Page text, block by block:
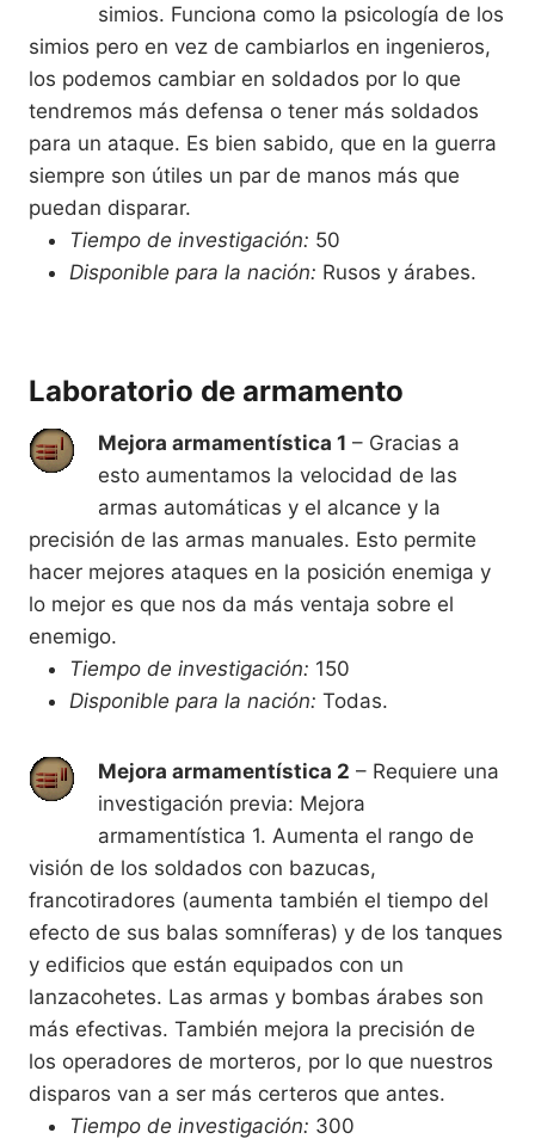
simios. Funciona como la psicología de los
simios pero en vez de cambiarlos en ingenieros,
los podemos cambiar en soldados por lo que
tendremos más defensa o tener más soldados
para un ataque. Es bien sabido, que en la guerra
siempre son útiles un par de manos más que
puedan disparar.
Tiempo de investigación: 50
Disponible para la nación: Rusos y árabes.
Laboratorio de armamento
Mejora armamentística 1 – Gracias a
esto aumentamos la velocidad de las
armas automáticas y el alcance y la
precisión de las armas manuales. Esto permite
hacer mejores ataques en la posición enemiga y
lo mejor es que nos da más ventaja sobre el
enemigo.
Tiempo de investigación: 150
Disponible para la nación: Todas.
Mejora armamentística 2 – Requiere una
investigación previa: Mejora
armamentística 1. Aumenta el rango de
visión de los soldados con bazucas,
francotiradores (aumenta también el tiempo del
efecto de sus balas somníferas) y de los tanques
y edificios que están equipados con un
lanzacohetes. Las armas y bombas árabes son
más efectivas. También mejora la precisión de
los operadores de morteros, por lo que nuestros
disparos van a ser más certeros que antes.
Tiempo de investigación: 300